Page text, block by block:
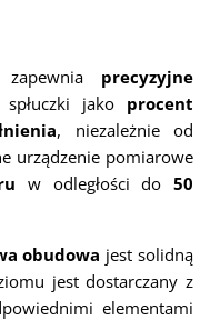
zapewnia precyzyjne
spłuczki jako procent
, niezależnie od
urządzenie pomiarowe
w odległości do 50
obudowa jest solidną
jest dostarczany z
elementami